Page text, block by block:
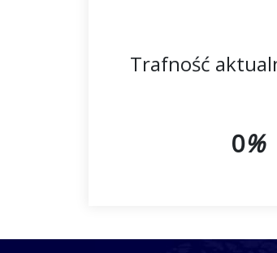
Trafność
0%